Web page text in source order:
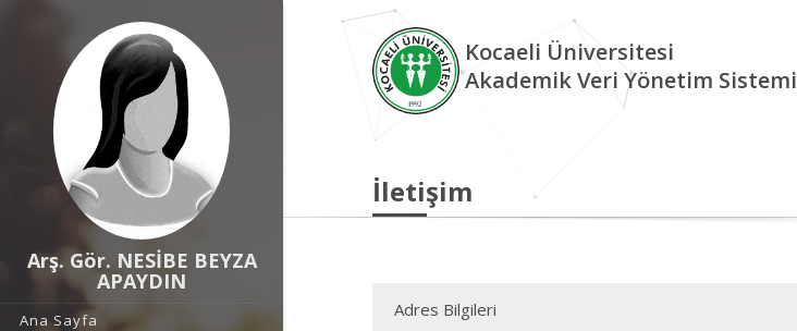
Arş. Gör. NESİBE BEYZA
APAYDIN
Ana Sayfa
Kocaeli Üniversitesi
Akademik Veri Yönetim Sistemi
İletişim
Adres Bilgileri